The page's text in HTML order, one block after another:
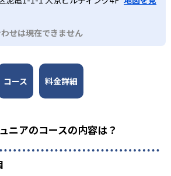
スメントにより、それぞれの子どもに
てる。保護者をサポートするサービス
せは現在できません
コース 料金詳細
ニアのコースの内容は？